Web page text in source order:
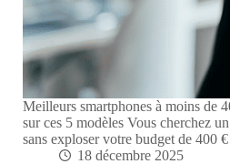
Meilleurs smartphones à moins de
sur ces 5 modèles Vous cherchez
sans exploser votre budget de 400
18 décembre 2025